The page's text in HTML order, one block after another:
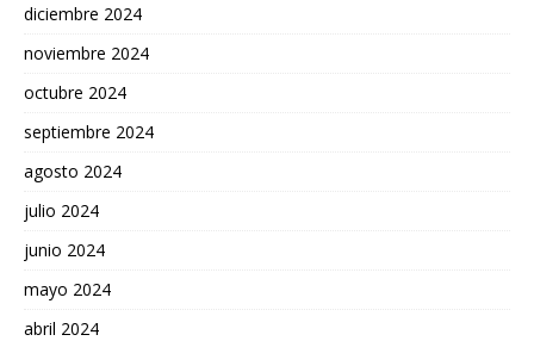
diciembre 2024
noviembre 2024
octubre 2024
septiembre 2024
agosto 2024
julio 2024
junio 2024
mayo 2024
abril 2024